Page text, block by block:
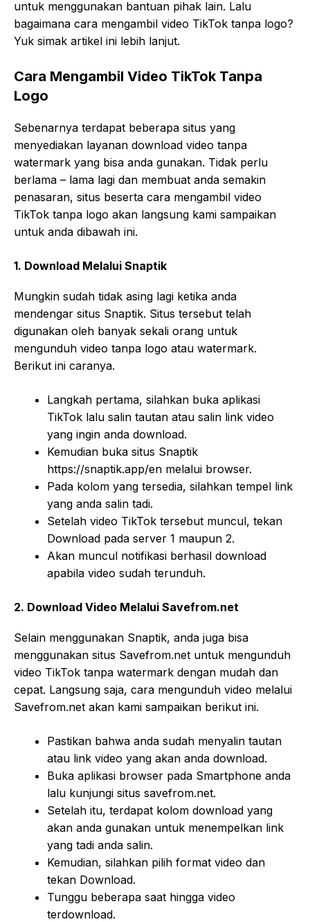
untuk menggunakan bantuan pihak lain. Lalu
bagaimana cara mengambil video TikTok tanpa logo?
Yuk simak artikel ini lebih lanjut.
Cara Mengambil Video TikTok Tanpa
Logo
Sebenarnya terdapat beberapa situs yang
menyediakan layanan download video tanpa
watermark yang bisa anda gunakan. Tidak perlu
berlama – lama lagi dan membuat anda semakin
penasaran, situs beserta cara mengambil video
TikTok tanpa logo akan langsung kami sampaikan
untuk anda dibawah ini.
1. Download Melalui Snaptik
Mungkin sudah tidak asing lagi ketika anda
mendengar situs Snaptik. Situs tersebut telah
digunakan oleh banyak sekali orang untuk
mengunduh video tanpa logo atau watermark.
Berikut ini caranya.
Langkah pertama, silahkan buka aplikasi
TikTok lalu salin tautan atau salin link video
yang ingin anda download.
Kemudian buka situs Snaptik
https://snaptik.app/en melalui browser.
Pada kolom yang tersedia, silahkan tempel link
yang anda salin tadi.
Setelah video TikTok tersebut muncul, tekan
Download pada server 1 maupun 2.
Akan muncul notifikasi berhasil download
apabila video sudah terunduh.
2. Download Video Melalui Savefrom.net
Selain menggunakan Snaptik, anda juga bisa
menggunakan situs Savefrom.net untuk mengunduh
video TikTok tanpa watermark dengan mudah dan
cepat. Langsung saja, cara mengunduh video melalui
Savefrom.net akan kami sampaikan berikut ini.
Pastikan bahwa anda sudah menyalin tautan
atau link video yang akan anda download.
Buka aplikasi browser pada Smartphone anda
lalu kunjungi situs savefrom.net.
Setelah itu, terdapat kolom download yang
akan anda gunakan untuk menempelkan link
yang tadi anda salin.
Kemudian, silahkan pilih format video dan
tekan Download.
Tunggu beberapa saat hingga video
terdownload.